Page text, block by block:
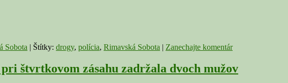
Sobota | Štítky: drogy, polícia, Rimavská Sobota | Zanechajte komentár
štvrtkovom zásahu zadržala dvoch mužov